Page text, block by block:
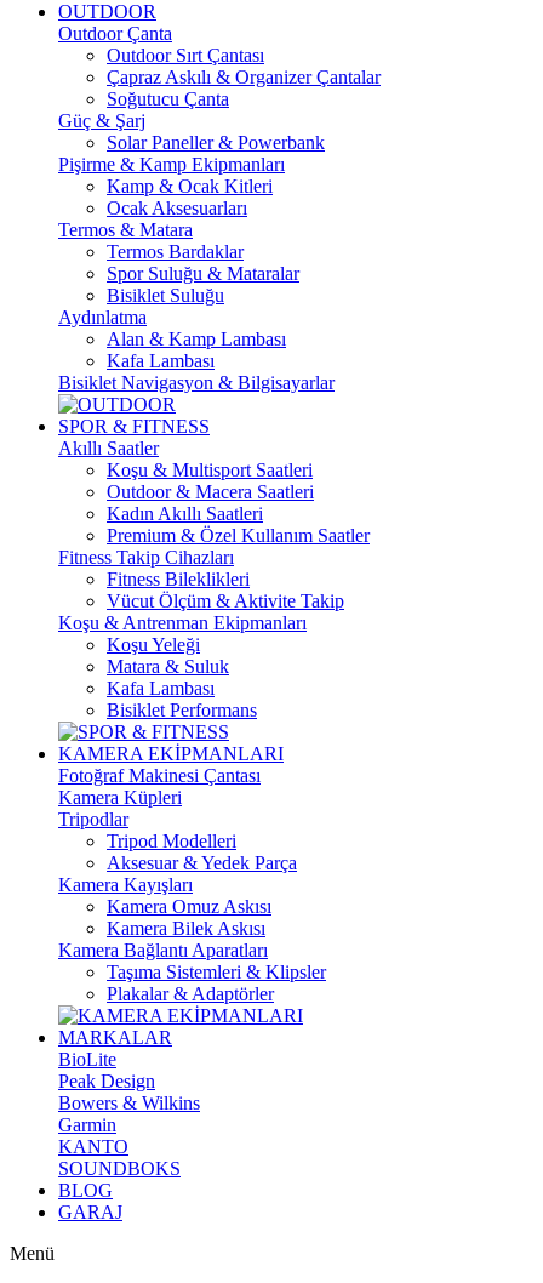
OUTDOOR
Outdoor Çanta
Outdoor Sırt Çantası
Çapraz Askılı & Organizer Çantalar
Soğutucu Çanta
Güç & Şarj
Solar Paneller & Powerbank
Pişirme & Kamp Ekipmanları
Kamp & Ocak Kitleri
Ocak Aksesuarları
Termos & Matara
Termos Bardaklar
Spor Suluğu & Mataralar
Bisiklet Suluğu
Aydınlatma
Alan & Kamp Lambası
Kafa Lambası
Bisiklet Navigasyon & Bilgisayarlar
SPOR & FITNESS
Akıllı Saatler
Koşu & Multisport Saatleri
Outdoor & Macera Saatleri
Kadın Akıllı Saatleri
Premium & Özel Kullanım Saatler
Fitness Takip Cihazları
Fitness Bileklikleri
Vücut Ölçüm & Aktivite Takip
Koşu & Antrenman Ekipmanları
Koşu Yeleği
Matara & Suluk
Kafa Lambası
Bisiklet Performans
KAMERA EKİPMANLARI
Fotoğraf Makinesi Çantası
Kamera Küpleri
Tripodlar
Tripod Modelleri
Aksesuar & Yedek Parça
Kamera Kayışları
Kamera Omuz Askısı
Kamera Bilek Askısı
Kamera Bağlantı Aparatları
Taşıma Sistemleri & Klipsler
Plakalar & Adaptörler
MARKALAR
BioLite
Peak Design
Bowers & Wilkins
Garmin
KANTO
SOUNDBOKS
BLOG
GARAJ
Menü